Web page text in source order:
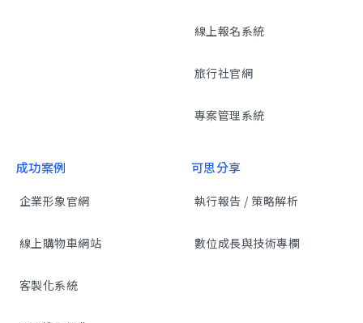
線上報名系統
旅行社官網
專案管理系統
成功案例
企業形象官網
線上購物車網站
客製化系統
可思分享
執行報告 / 策略解析
數位成長與技術專欄